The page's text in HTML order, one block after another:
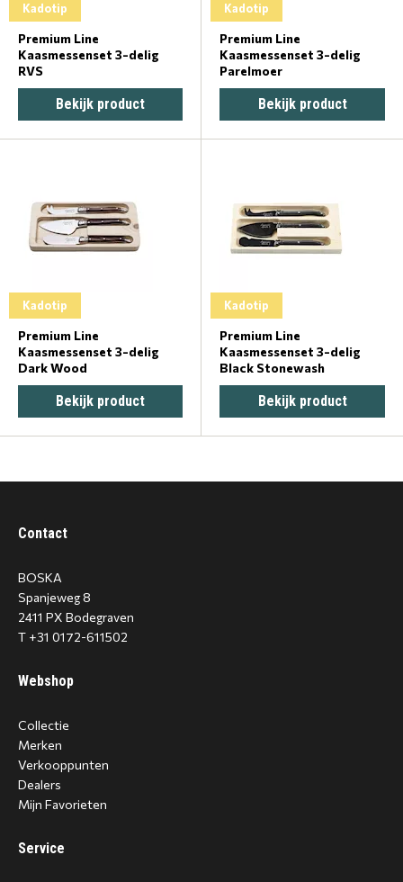
Kadotip
Premium Line
Kaasmessenset 3-delig
RVS
Bekijk product
Kadotip
Premium Line
Kaasmessenset 3-delig
Parelmoer
Bekijk product
Kadotip
Premium Line
Kaasmessenset 3-delig
Dark Wood
Bekijk product
Kadotip
Premium Line
Kaasmessenset 3-delig
Black Stonewash
Bekijk product
Contact
BOSKA
Spanjeweg 8
2411 PX Bodegraven
T +31 0172-611502
Webshop
Collectie
Merken
Verkooppunten
Dealers
Mijn Favorieten
Service